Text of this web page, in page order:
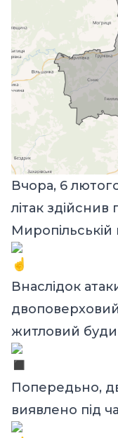
Вчора, 6
літак здійснив
Миропільській
Внаслідок
житловий
Попередьно,
виявлено під